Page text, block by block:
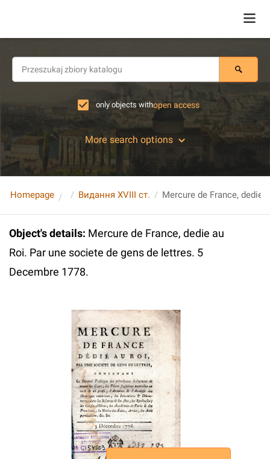
only objects withopen access
More search options
Homepage Видання XVIII ст.
Object's details: Mercure de France, dedie au
Roi. Par une societe de gens de lettres. 5
Decembre 1778.